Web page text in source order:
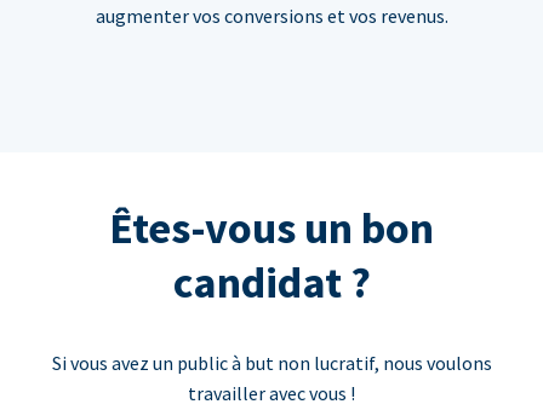
augmenter vos conversions et vos revenus.
Êtes-vous un bon
candidat ?
Si vous avez un public à but non lucratif, nous voulons
travailler avec vous !